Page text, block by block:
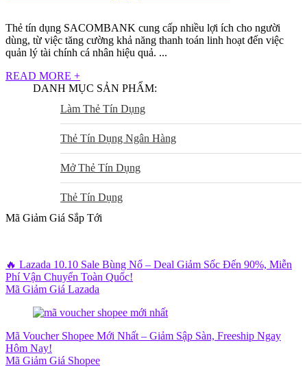
Thẻ tín dụng SACOMBANK cung cấp nhiều lợi ích cho người
dùng, từ việc tăng cường khả năng thanh toán linh hoạt đến việc
quản lý tài chính cá nhân hiệu quả. ...
READ MORE +
DANH MỤC SẢN PHẨM:
Làm Thẻ Tín Dụng
Thẻ Tín Dụng Ngân Hàng
Mở Thẻ Tín Dụng
Thẻ Tín Dụng
Mã Giảm Giá Sắp Tới
🔥 Lazada 10.10 Sale Bùng Nổ – Deal Giảm Sốc Đến 90%, Miễn
Phí Vận Chuyển Toàn Quốc!
Mã Giảm Giá Lazada
Mã Voucher Shopee Mới Nhất – Giảm Sập Sàn, Freeship Ngay
Hôm Nay!
Mã Giảm Giá Shopee